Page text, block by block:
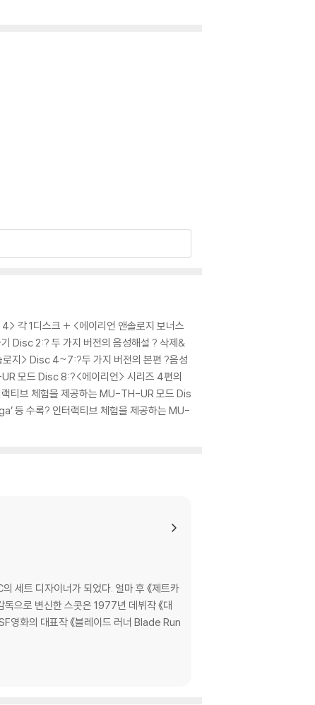
르투갈어, 러시아어, 스웨덴어, 체코어, 그리
각 1디스크 + <에이리언 앤솔로지 보너스
Disc 2:? 두 가지 버전의 음성해설 ? 삭제&
로지> Disc 4~7:?두 가지 버전의 본편 ?음성
모드 Disc 8:?<에이리언> 시리즈 4편의
티브 체험을 제공하는 MU-TH-UR 모드 Dis
등 수록? 인터랙티브 체험을 제공하는 MU-
세트 디자이너가 되었다. 얼마 후 《제트카
으로 변신한 스콧은 1977년 데뷔작 《대
영화의 대표작 《블레이드 러너 Blade Run